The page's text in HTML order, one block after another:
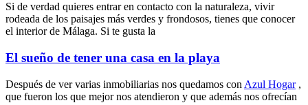
Si de verdad quieres entrar en contacto con la naturaleza, vivir
rodeada de los paisajes más verdes y frondosos, tienes que conocer
el interior de Málaga. Si te gusta la
El sueño de tener una casa en la playa
Después de ver varias inmobiliarias nos quedamos con Azul Hogar,
que fueron los que mejor nos atendieron y que además nos ofrecían